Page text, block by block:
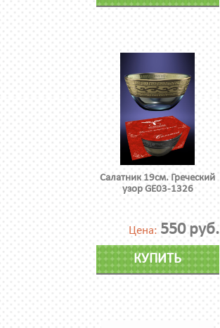
Салатник 19см. Греческий
узор GE03-1326
Цена: 550 руб.
КУПИТЬ